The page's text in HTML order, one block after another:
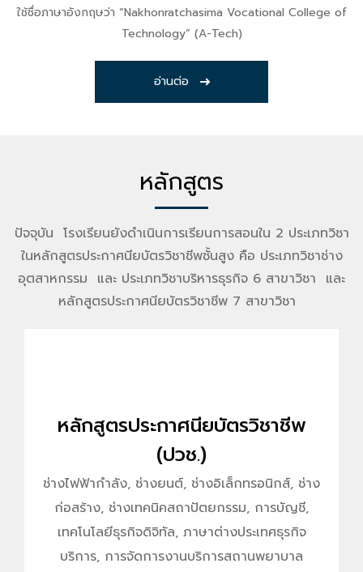
ใช้ชื่อภาษาอังกฤษว่า “Nakhonratchasima Vocational College of
Technology” (A-Tech)
อ่านต่อ
หลักสูตร
ปัจจุบัน โรงเรียนยังดำเนินการเรียนการสอนใน 2 ประเภทวิชา
ในหลักสูตรประกาศนียบัตรวิชาชีพชั้นสูง คือ ประเภทวิชาช่าง
อุตสาหกรรม และ ประเภทวิชาบริหารธุรกิจ 6 สาขาวิชา และ
หลักสูตรประกาศนียบัตรวิชาชีพ 7 สาขาวิชา
หลักสูตรประกาศนียบัตรวิชาชีพ
(ปวช.)
ช่างไฟฟ้ากำลัง, ช่างยนต์, ช่างอิเล็กทรอนิกส์, ช่าง
ก่อสร้าง, ช่างเทคนิคสถาปัตยกรรม, การบัญชี,
เทคโนโลยีธุรกิจดิจิทัล, ภาษาต่างประเทศธุรกิจ
บริการ, การจัดการงานบริการสถานพยาบาล